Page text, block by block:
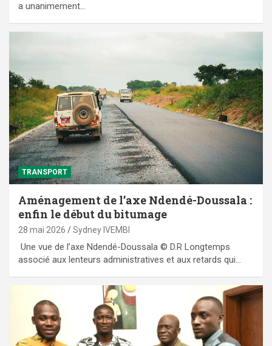
a unanimement…
TRANSPORT
Aménagement de l’axe Ndendé-Doussala :
enfin le début du bitumage
28 mai 2026 Sydney IVEMBI
Une vue de l’axe Ndendé-Doussala © D.R Longtemps
associé aux lenteurs administratives et aux retards qui…